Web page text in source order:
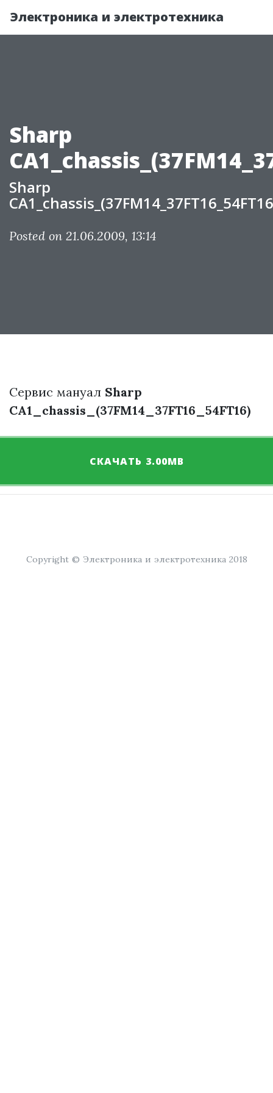
Электроника и электротехника
Sharp
Sharp
Posted on 21.06.2009, 13:14
Сервис мануал Sharp
CA1_chassis_(37FM14_37FT16_54FT16)
СКАЧАТЬ 3.00MB
Copyright © Электроника и электротехника 2018